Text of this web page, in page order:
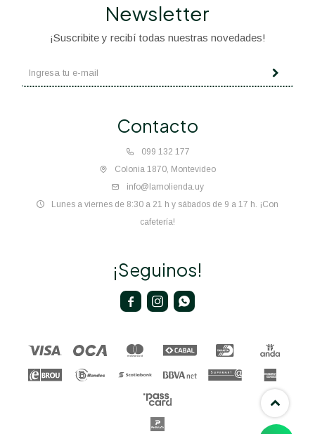
Contacto
099 132 177
Colonia 1870, Montevideo
info@lamolienda.uy
Lunes a viernes de 8:30 a 21 h y sábados de 9 a 17 h. ¡Con
cafetería!
Newsletter
¡Suscribite y recibí todas nuestras novedades!
¡Seguinos!
  